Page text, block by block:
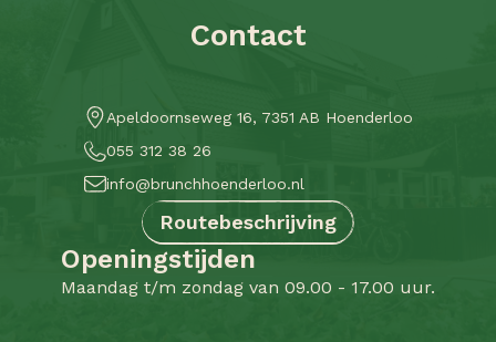
Contact
Apeldoornseweg 16, 7351 AB Hoenderloo
055 312 38 26
info@brunchhoenderloo.nl
Routebeschrijving
Openingstijden
Maandag t/m zondag van 09.00 - 17.00 uur.